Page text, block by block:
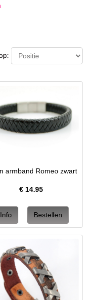
armband Romeo zwart
€ 14.95